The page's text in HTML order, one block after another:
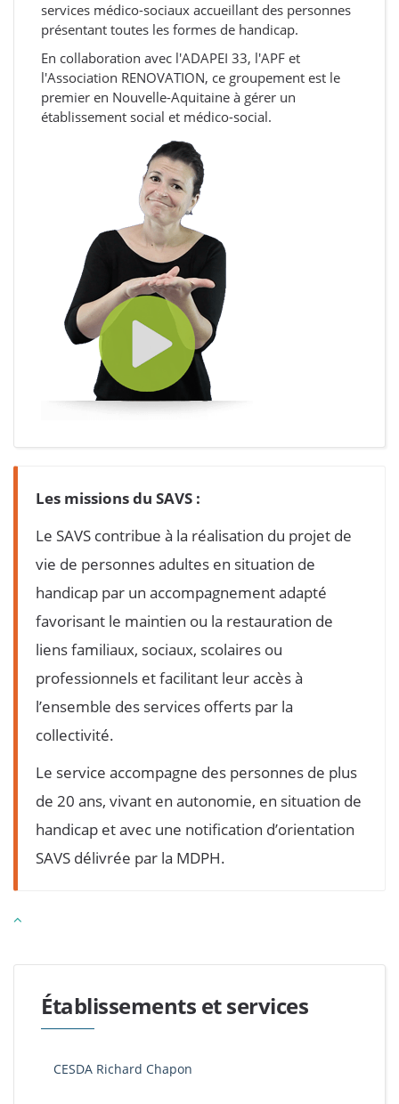
services médico-sociaux accueillant des personnes
présentant toutes les formes de handicap.
En collaboration avec l'ADAPEI 33, l'APF et
l'Association RENOVATION, ce groupement est le
premier en Nouvelle-Aquitaine à gérer un
établissement social et médico-social.
Les missions du SAVS :
Le SAVS contribue à la réalisation du projet de
vie de personnes adultes en situation de
handicap par un accompagnement adapté
favorisant le maintien ou la restauration de
liens familiaux, sociaux, scolaires ou
professionnels et facilitant leur accès à
l’ensemble des services offerts par la
collectivité.
Le service accompagne des personnes de plus
de 20 ans, vivant en autonomie, en situation de
handicap et avec une notification d’orientation
SAVS délivrée par la MDPH.
Établissements et services
CESDA Richard Chapon